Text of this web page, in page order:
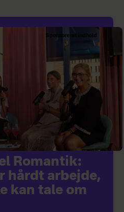
Sponsoreret indhold
Romantik:
hårdt arbejde,
kan tale om